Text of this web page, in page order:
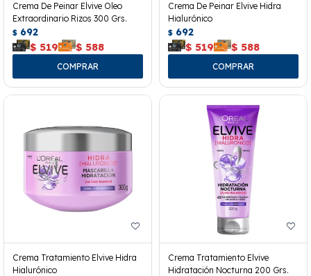
Crema De Peinar Elvive Oleo
Extraordinario Rizos 300 Grs.
$ 692
$ 519 $ 588
Crema De Peinar Elvive Hidra
Hialurónico
$ 692
$ 519 $ 588
Crema Tratamiento Elvive Hidra
Hialurónico
Crema Tratamiento Elvive
Hidratación Nocturna 200 Grs.